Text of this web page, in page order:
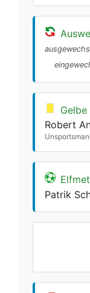
Robert
Patrik